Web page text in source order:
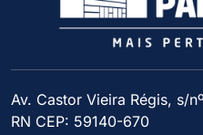
Av. Castor Vieira Régis, s/
RN CEP: 59140-670